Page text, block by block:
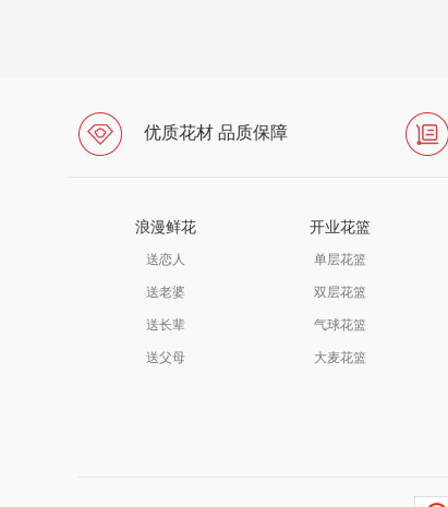
优质花材 品质保障
浪漫鲜花
送恋人
送老婆
送长辈
送父母
开业花篮
单层花篮
双层花篮
气球花篮
大麦花篮